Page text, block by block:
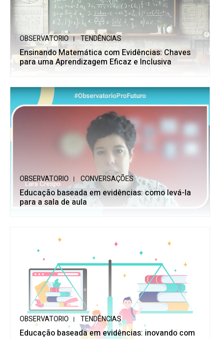
OBSERVATORIO TENDÊNCIAS
Ensinando Matemática com Evidências: Chaves
para uma Aprendizagem Eficaz e Inclusiva
OBSERVATORIO CONVERSAÇÕES
Educação baseada em evidências: como levá-la
para a sala de aula
OBSERVATORIO TENDÊNCIAS
Educação baseada em evidências: inovando com